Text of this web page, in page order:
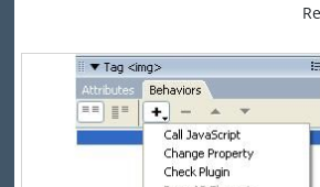
Resim